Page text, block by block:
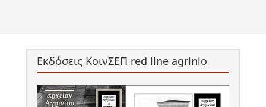
Εκδόσεις ΚοινΣΕΠ red line agrinio